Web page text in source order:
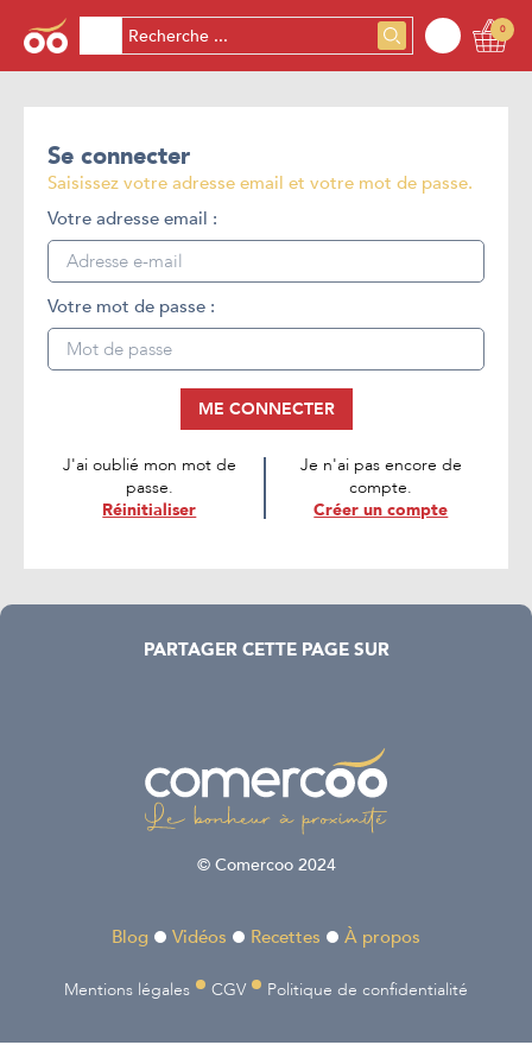
0
Se connecter
Saisissez votre adresse email et votre mot de passe.
Votre adresse email :
Votre mot de passe :
ME CONNECTER
J'ai oublié mon mot de
passe.
Réinitialiser
Je n'ai pas encore de
compte.
Créer un compte
PARTAGER CETTE PAGE SUR
© Comercoo 2024
Blog Vidéos Recettes À propos
Mentions légales CGV Politique de confidentialité